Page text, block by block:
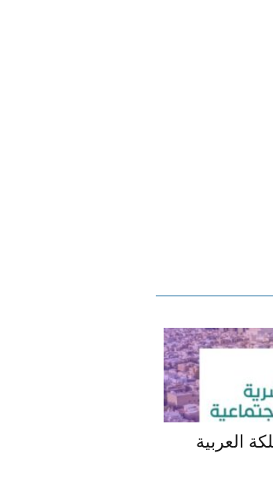
العربية